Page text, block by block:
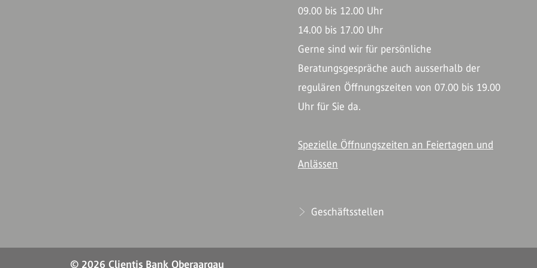
09.00 bis 12.00 Uhr
14.00 bis 17.00 Uhr
Gerne sind wir für persönliche
Beratungsgespräche auch ausserhalb der
regulären Öffnungszeiten von 07.00 bis 19.00
Uhr für Sie da.
Spezielle Öffnungszeiten an Feiertagen und
Anlässen
Geschäftsstellen
© 2026 Clientis Bank Oberaargau